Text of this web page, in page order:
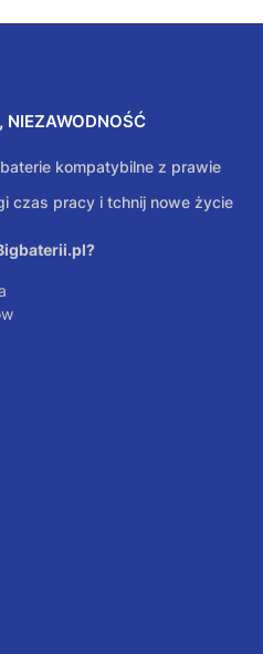
NIEZAWODNOŚĆ
kompatybilne z prawie
czas pracy i tchnij nowe życie